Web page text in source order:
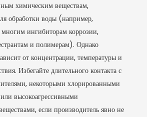
химическим веществам,
обработки воды (например,
многим ингибиторам коррозии,
и полимерам). Однако
от концентрации, температуры и
Избегайте длительного контакта с
некоторыми хлорированными
высокоагрессивными
если производитель явно не